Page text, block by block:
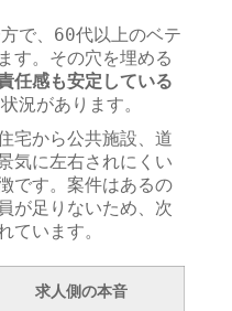
で、60代以上のベテ
す。その穴を埋める
任感も安定している
況があります。
宅から公共施設、道
気に左右されにくい
です。案件はあるの
が足りないため、次
ています。
求人側の本音